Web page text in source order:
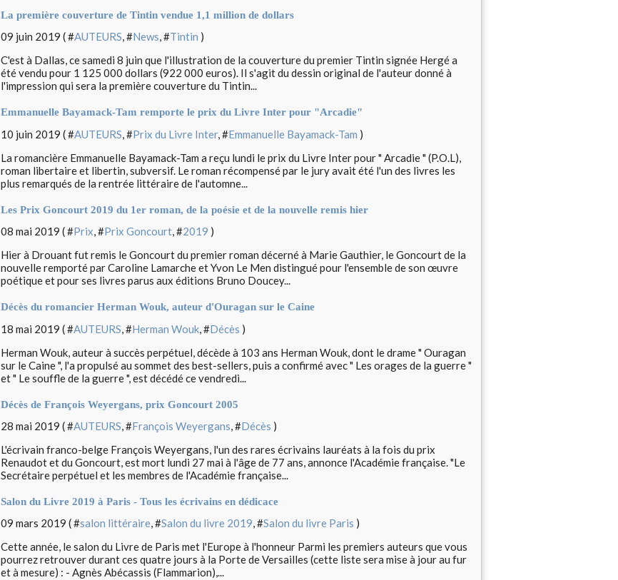
La première couverture de Tintin vendue 1,1 million de dollars
09 juin 2019 ( #AUTEURS, #News, #Tintin )
C'est à Dallas, ce samedi 8 juin que l'illustration de la couverture du premier Tintin signée Hergé a
été vendu pour 1 125 000 dollars (922 000 euros). Il s'agit du dessin original de l'auteur donné à
l'impression qui sera la première couverture du Tintin...
Emmanuelle Bayamack-Tam remporte le prix du Livre Inter pour "Arcadie"
10 juin 2019 ( #AUTEURS, #Prix du Livre Inter, #Emmanuelle Bayamack-Tam )
La romancière Emmanuelle Bayamack-Tam a reçu lundi le prix du Livre Inter pour " Arcadie " (P.O.L),
roman libertaire et libertin, subversif. Le roman récompensé par le jury avait été l'un des livres les
plus remarqués de la rentrée littéraire de l'automne...
Les Prix Goncourt 2019 du 1er roman, de la poésie et de la nouvelle remis hier
08 mai 2019 ( #Prix, #Prix Goncourt, #2019 )
Hier à Drouant fut remis le Goncourt du premier roman décerné à Marie Gauthier, le Goncourt de la
nouvelle remporté par Caroline Lamarche et Yvon Le Men distingué pour l'ensemble de son œuvre
poétique et pour ses livres parus aux éditions Bruno Doucey...
Décès du romancier Herman Wouk, auteur d'Ouragan sur le Caine
18 mai 2019 ( #AUTEURS , #Herman Wouk , #Décès )
Herman Wouk, auteur à succès perpétuel, décède à 103 ans Herman Wouk, dont le drame " Ouragan
sur le Caine ", l'a propulsé au sommet des best-sellers, puis a confirmé avec " Les orages de la guerre "
et " Le souffle de la guerre ", est décédé ce vendredi...
Décès de François Weyergans, prix Goncourt 2005
28 mai 2019 ( #AUTEURS, #François Weyergans, #Décès )
L'écrivain franco-belge François Weyergans, l'un des rares écrivains lauréats à la fois du prix
Renaudot et du Goncourt, est mort lundi 27 mai à l'âge de 77 ans, annonce l'Académie française. "Le
Secrétaire perpétuel et les membres de l'Académie française...
Salon du Livre 2019 à Paris - Tous les écrivains en dédicace
09 mars 2019 ( #salon littéraire, #Salon du livre 2019, #Salon du livre Paris )
Cette année, le salon du Livre de Paris met l'Europe à l'honneur Parmi les premiers auteurs que vous
pourrez retrouver durant ces quatre jours à la Porte de Versailles (cette liste sera mise à jour au fur
et à mesure) : - Agnès Abécassis (Flammarion),...